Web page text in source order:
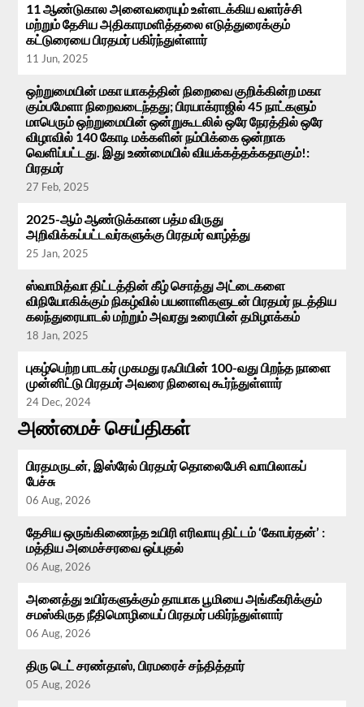
11 ஆண்டுகால அனைவரையும் உள்ளடக்கிய வளர்ச்சி
மற்றும் தேசிய அதிகாரமளித்தலை எடுத்துரைக்கும்
கட்டுரையை பிரதமர் பகிர்ந்துள்ளார்
11 Jun, 2025
ஒற்றுமையின் மகா யாகத்தின் நிறைவை குறிக்கின்ற மகா
கும்பமேளா நிறைவடைந்தது; பிரயாக்ராஜில் 45 நாட்களும்
மாபெரும் ஒற்றுமையின் ஒன்றுகூடலில் ஒரே நேரத்தில் ஒரே
விழாவில் 140 கோடி மக்களின் நம்பிக்கை ஒன்றாக
வெளிப்பட்டது. இது உண்மையில் வியக்கத்தக்கதாகும்!:
பிரதமர்
27 Feb, 2025
2025-ஆம் ஆண்டுக்கான பத்ம விருது
அறிவிக்கப்பட்டவர்களுக்கு பிரதமர் வாழ்த்து
25 Jan, 2025
ஸ்வாமித்வா திட்டத்தின் கீழ் சொத்து அட்டைகளை
விநியோகிக்கும் நிகழ்வில் பயனாளிகளுடன் பிரதமர் நடத்திய
கலந்துரையாடல் மற்றும் அவரது உரையின் தமிழாக்கம்
18 Jan, 2025
புகழ்பெற்ற பாடகர் முகமது ரஃபியின் 100-வது பிறந்த நாளை
முன்னிட்டு பிரதமர் அவரை நினைவு கூர்ந்துள்ளார்
24 Dec, 2024
அண்மைச் செய்திகள்
பிரதமருடன், இஸ்ரேல் பிரதமர் தொலைபேசி வாயிலாகப்
பேச்சு
06 Aug, 2026
தேசிய ஒருங்கிணைந்த உயிரி எரிவாயு திட்டம் ‘கோபர்தன்’ :
மத்திய அமைச்சரவை ஒப்புதல்
06 Aug, 2026
அனைத்து உயிர்களுக்கும் தாயாக பூமியை அங்கீகரிக்கும்
சமஸ்கிருத நீதிமொழியைப் பிரதமர் பகிர்ந்துள்ளார்
06 Aug, 2026
திரு டெட் சரண்தாஸ், பிரமரைச் சந்தித்தார்
05 Aug, 2026